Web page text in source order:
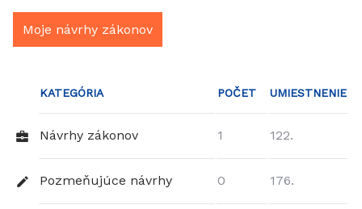
Moje návrhy zákonov
KATEGÓRIA POČET UMIESTNENIE
Návrhy zákonov 1 122.
Pozmeňujúce návrhy 0 176.